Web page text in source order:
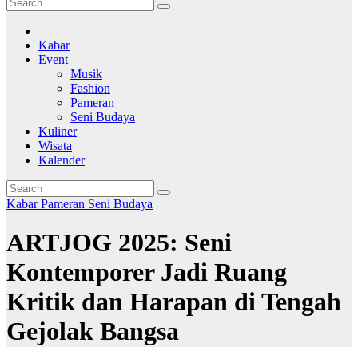
Kabar
Event
Musik
Fashion
Pameran
Seni Budaya
Kuliner
Wisata
Kalender
KabarPameran Seni Budaya
ARTJOG 2025: Seni
Kontemporer Jadi Ruang
Kritik dan Harapan di Tengah
Gejolak Bangsa